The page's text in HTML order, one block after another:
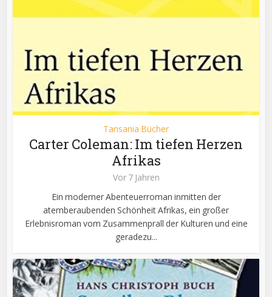
Tansania Bücher
Carter Coleman: Im tiefen Herzen
Afrikas
Vor 7 Jahren
Ein moderner Abenteuerroman inmitten der
atemberaubenden Schönheit Afrikas, ein großer
Erlebnisroman vom Zusammenprall der Kulturen und eine
geradezu...